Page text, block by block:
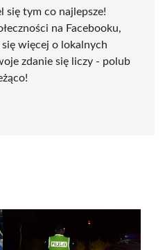
się tym co najlepsze!
na Facebooku,
więcej o lokalnych
zdanie się liczy - polub